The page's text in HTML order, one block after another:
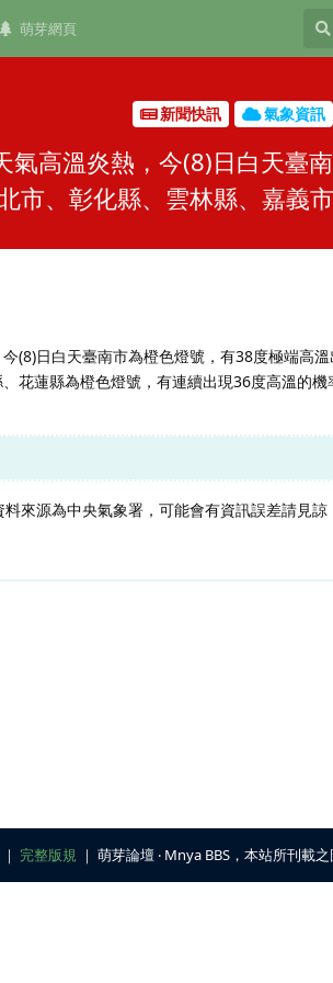
萌芽網頁
新聞快訊 氣象資訊
氣高溫炎熱，今(8)日白天臺
市、彰化縣、雲林縣、嘉義
(8)日白天臺南市為橙色燈號，有38度極端高
花蓮縣為橙色燈號，有連續出現36度高溫的機
來源為中央氣象署，可能會有資訊誤差請見諒
｜ 完整版規 ｜ 萌芽論壇 ‧ Mnya BBS，本站所刊載